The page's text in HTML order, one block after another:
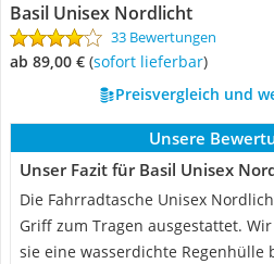
Basil Unisex Nordlicht
33 Bewertungen
ab 89,00 € ( Sofort lieferbar)
Preisvergleich und
Unsere
Unser Fazit für Basil Unisex
Die Fahrradtasche Unisex
Griff zum Tragen ausgestattet.
sie eine wasserdichte Regenhülle